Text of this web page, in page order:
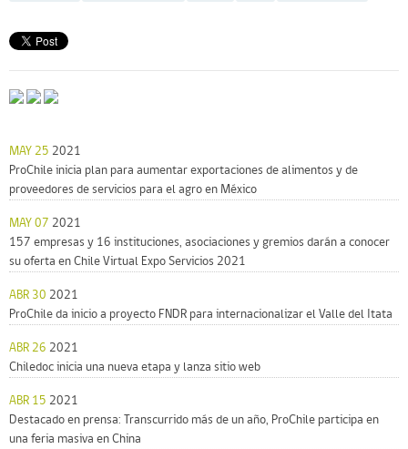
MAY 25 2021
ProChile inicia plan para aumentar exportaciones de alimentos y de
proveedores de servicios para el agro en México
MAY 07 2021
157 empresas y 16 instituciones, asociaciones y gremios darán a conocer
su oferta en Chile Virtual Expo Servicios 2021
ABR 30 2021
ProChile da inicio a proyecto FNDR para internacionalizar el Valle del Itata
ABR 26 2021
Chiledoc inicia una nueva etapa y lanza sitio web
ABR 15 2021
Destacado en prensa: Transcurrido más de un año, ProChile participa en
una feria masiva en China